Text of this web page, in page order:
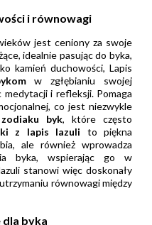
i równowagi
jest ceniony za swoje
idealnie pasując do byka,
kamień duchowości, Lapis
w zgłębianiu swojej
medytacji i refleksji. Pomaga
co jest niezwykle
byk, które często
z lapis lazuli to piękna
ale również wprowadza
byka, wspierając go w
stanowi więc doskonały
równowagi między
dla byka